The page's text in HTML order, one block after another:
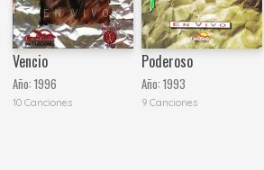
Vencio
Año:1996
10 Canciones
Poderoso
Año: 1993
9 Canciones